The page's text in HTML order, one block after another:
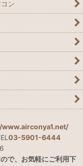
ン
03-5901-6444
で、お気軽にご利用下